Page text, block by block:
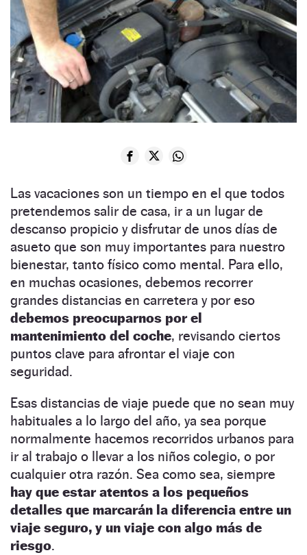
Las vacaciones son un tiempo en el que todos
pretendemos salir de casa, ir a un lugar de
descanso propicio y disfrutar de unos días de
asueto que son muy importantes para nuestro
bienestar, tanto físico como mental. Para ello,
en muchas ocasiones, debemos recorrer
grandes distancias en carretera y por eso
debemos preocuparnos por el
mantenimiento del coche, revisando ciertos
puntos clave para afrontar el viaje con
seguridad.
Esas distancias de viaje puede que no sean muy
habituales a lo largo del año, ya sea porque
normalmente hacemos recorridos urbanos para
ir al trabajo o llevar a los niños colegio, o por
cualquier otra razón. Sea como sea, siempre
hay que estar atentos a los pequeños
detalles que marcarán la diferencia entre un
viaje seguro, y un viaje con algo más de
riesgo.